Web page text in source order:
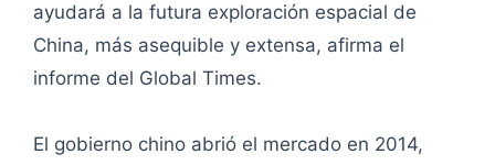
ayudará a la futura exploración espacial de
China, más asequible y extensa, afirma el
informe del Global Times.
El gobierno chino abrió el mercado en 2014,